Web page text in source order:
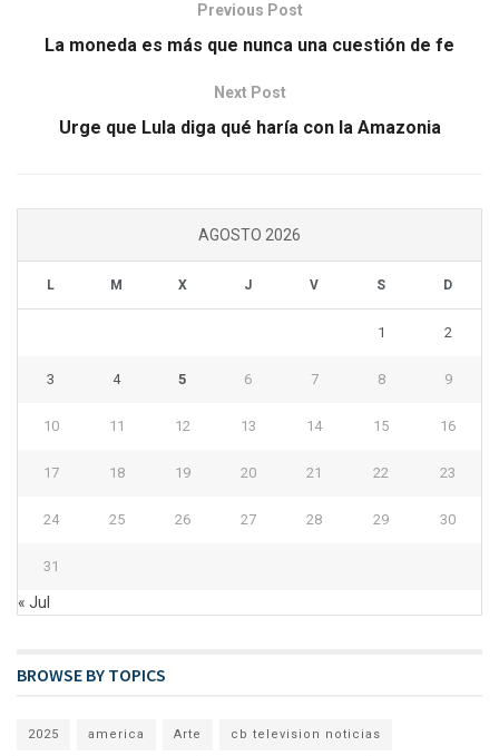
Previous Post
La moneda es más que nunca una cuestión de fe
Next Post
Urge que Lula diga qué haría con la Amazonia
AGOSTO 2026
L M X J V S D
1 2
3 4 5 6 7 8 9
10 11 12 13 14 15 16
17 18 19 20 21 22 23
24 25 26 27 28 29 30
31
« Jul
BROWSE BY TOPICS
2025 america Arte cb television noticias